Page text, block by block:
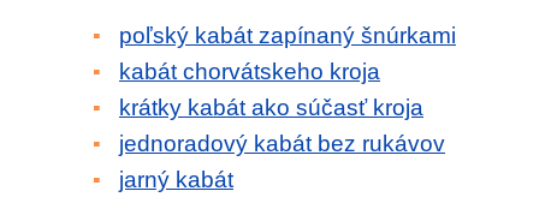
poľský kabát zapínaný šnúrkami
kabát chorvátskeho kroja
krátky kabát ako súčasť kroja
jednoradový kabát bez rukávov
jarný kabát